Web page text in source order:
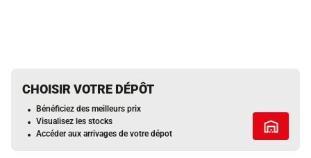
CHOISIR VOTRE DÉPÔT
Bénéficiez des meilleurs prix
Visualisez les stocks
Accéder aux arrivages de votre dépot
Tous les